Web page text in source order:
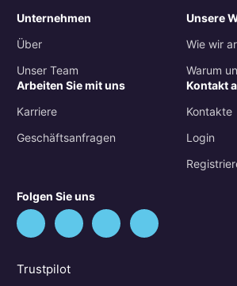
Unternehmen
Über
Unser Team
Unsere
Wie wir
Warum
Arbeiten Sie mit uns
Karriere
Geschäftsanfragen
Kontakt
Kontakte
Login
Folgen Sie uns
Trustpilot